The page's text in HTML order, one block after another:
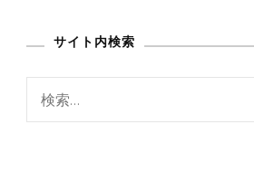
サイト内検索